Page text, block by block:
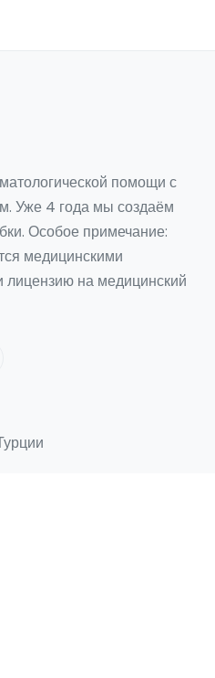
помощи с
Уже 4 года мы создаём
Особое примечание:
медицинскими
на медицинский